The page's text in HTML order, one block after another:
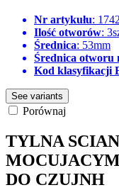
Nr artykułu:
Ilość otworów:
Średnica: 53mm
Średnica otworu
Kod klasyfikacji
See variants
Porównaj
TYLNA
DO CZUJNH